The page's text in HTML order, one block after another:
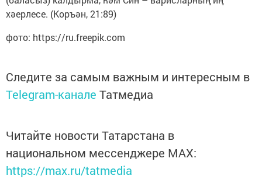
хәерлесе. (Коръән, 21:89)
фото: https://ru.freepik.com
Следите за самым важным и интересным в
Telegram-канале Татмедиа
Читайте новости Татарстана в
национальном мессенджере MАХ:
https://max.ru/tatmedia